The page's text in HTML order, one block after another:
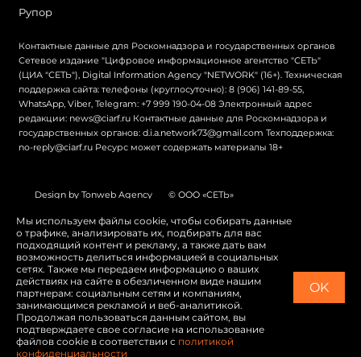
Рупор
Контактные данные для Роскомнадзора и государственных органов
Сетевое издание "Цифровое информационное агентство "СЕТЬ"
(ЦИА "СЕТЬ"), Digital Information Agency "NETWORK" (16+). Техническая
поддержка сайта: телефоны (круглосуточно): 8 (906) 141-89-55,
WhatsApp, Viber, Telegram: +7 999 190-04-08 Электронный адрес
редакции: news@ciarf.ru Контактные данные для Роскомнадзора и
государственных органов: d.i.a.network73@gmail.com Техподдержка:
no-reply@ciarf.ru Ресурс может содержать материалы 18+
Design by Tonweb Agency © ООО «СЕТЬ»
Политика конфиденциальности Карта сайта
Switch to English
Мы используем файлы cookie, чтобы собирать данные
о трафике, анализировать их, подбирать для вас
подходящий контент и рекламу, а также дать вам
возможность делиться информацией в социальных
сетях. Также мы передаем информацию о ваших
действиях на сайте в обезличенном виде нашим
партнерам: социальным сетям и компаниям,
занимающимся рекламой и веб-аналитикой.
Продолжая пользоваться данным сайтом, вы
подтверждаете свое согласие на использование
файлов cookie в соответствии с политикой
конфиденциальности
OK